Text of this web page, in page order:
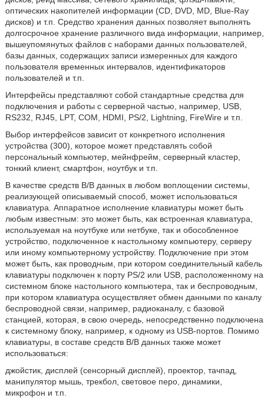
оптических накопителей информации (CD, DVD, MD, Blue-Ray
дисков) и т.п. Средство хранения данных позволяет выполнять
долгосрочное хранение различного вида информации, например,
вышеупомянутых файлов с наборами данных пользователей,
базы данных, содержащих записи измеренных для каждого
пользователя временных интервалов, идентификаторов
пользователей и т.п.
Интерфейсы представляют собой стандартные средства для
подключения и работы с серверной частью, например, USB,
RS232, RJ45, LPT, COM, HDMI, PS/2, Lightning, FireWire и т.п.
Выбор интерфейсов зависит от конкретного исполнения
устройства (300), которое может представлять собой
персональный компьютер, мейнфрейм, серверный кластер,
тонкий клиент, смартфон, ноутбук и т.п.
В качестве средств В/В данных в любом воплощении системы,
реализующей описываемый способ, может использоваться
клавиатура. Аппаратное исполнение клавиатуры может быть
любым известным: это может быть, как встроенная клавиатура,
используемая на ноутбуке или нетбуке, так и обособленное
устройство, подключенное к настольному компьютеру, серверу
или иному компьютерному устройству. Подключение при этом
может быть, как проводным, при котором соединительный кабель
клавиатуры подключен к порту PS/2 или USB, расположенному на
системном блоке настольного компьютера, так и беспроводным,
при котором клавиатура осуществляет обмен данными по каналу
беспроводной связи, например, радиоканалу, с базовой
станцией, которая, в свою очередь, непосредственно подключена
к системному блоку, например, к одному из USB-портов. Помимо
клавиатуры, в составе средств В/В данных также может
использоваться:
джойстик, дисплей (сенсорный дисплей), проектор, тачпад,
манипулятор мышь, трекбол, световое перо, динамики,
микрофон и т.п.